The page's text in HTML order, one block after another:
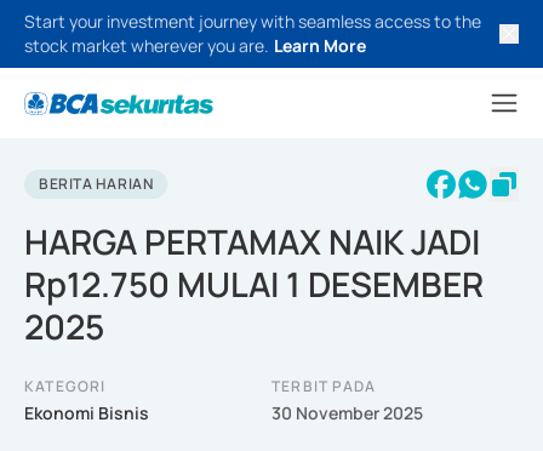
Start your investment journey with seamless access to the
stock market wherever you are. Learn More
BERITA HARIAN
HARGA PERTAMAX NAIK JADI
Rp12.750 MULAI 1 DESEMBER
2025
KATEGORI
Ekonomi Bisnis
TERBIT PADA
30 November 2025